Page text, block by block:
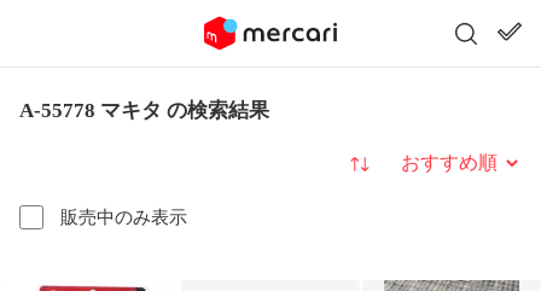
A-55778 マキタ の検索結果
販売中のみ表示
並び替え